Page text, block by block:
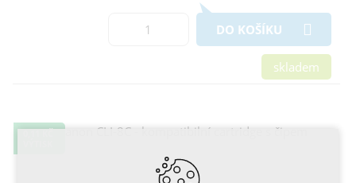
DO KOŠÍKU
skladem